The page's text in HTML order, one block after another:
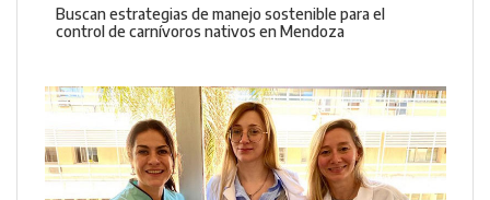
Buscan estrategias de manejo sostenible para el
control de carnívoros nativos en Mendoza